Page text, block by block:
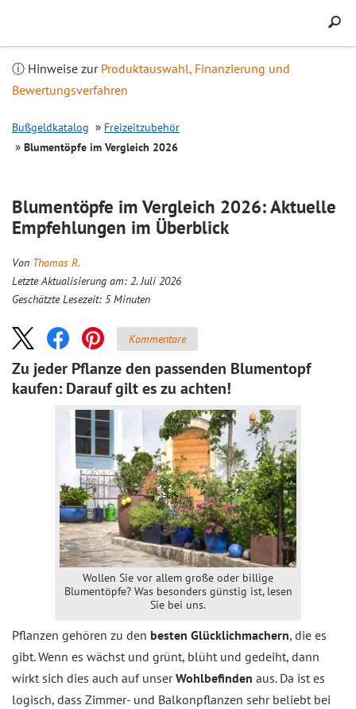
ⓘ Hinweise zur Produktauswahl, Finanzierung und
Bewertungsverfahren
Bußgeldkatalog
Freizeitzubehör
Blumentöpfe im Vergleich 2026
Blumentöpfe im Vergleich 2026: Aktuelle
Empfehlungen im Überblick
Von Thomas R.
Letzte Aktualisierung am: 2. Juli 2026
Geschätzte Lesezeit: 5 Minuten
Kommentare
Zu jeder Pflanze den passenden Blumentopf
kaufen: Darauf gilt es zu achten!
Wollen Sie vor allem große oder billige
Blumentöpfe? Was besonders günstig ist, lesen
Sie bei uns.
Pflanzen gehören zu den besten Glücklichmachern, die es
gibt. Wenn es wächst und grünt, blüht und gedeiht, dann
wirkt sich dies auch auf unserWohlbefinden aus. Da ist es
logisch, dass Zimmer- und Balkonpflanzen sehr beliebt bei